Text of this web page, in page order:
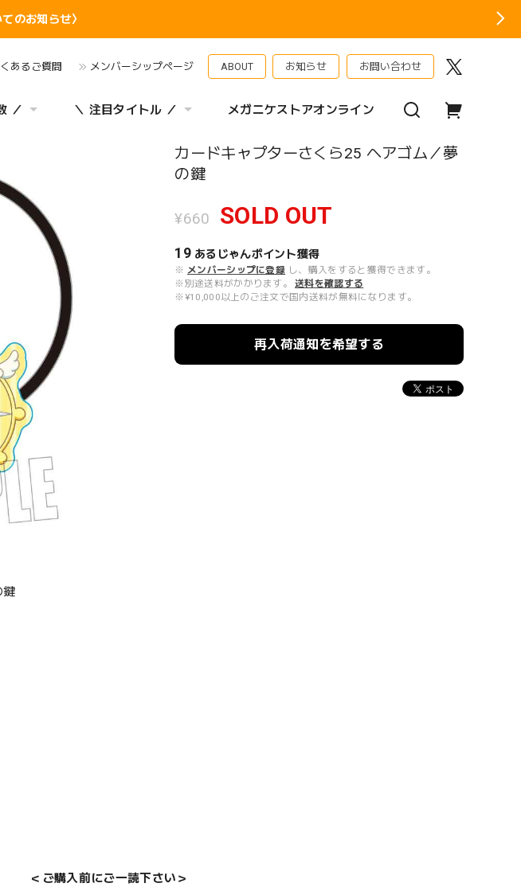
のお知らせ〉
あるご質問 メンバーシップページ ABOUT お知らせ お問い合わせ
／ ＼ 注目タイトル ／ メガニケストアオンライン
カードキャプターさくら25 ヘアゴム／夢
の鍵
¥660 SOLD OUT
19 あるじゃんポイント獲得
※ メンバーシップに登録 し、購入をすると獲得できます。
※別途送料がかかります。
送料を確認する
※¥10,000以上のご注文で国内送料が無料になります。
再入荷通知を希望する
鍵
＜ご購入前にご一読下さい＞